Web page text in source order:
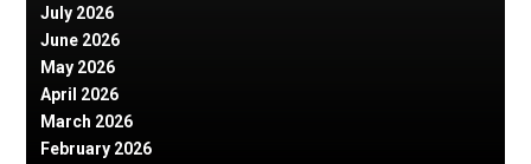
July 2026
June 2026
May 2026
April 2026
March 2026
February 2026